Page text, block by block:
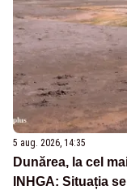
5 aug. 2026, 14:35
Dunărea, la cel
INHGA: Situația